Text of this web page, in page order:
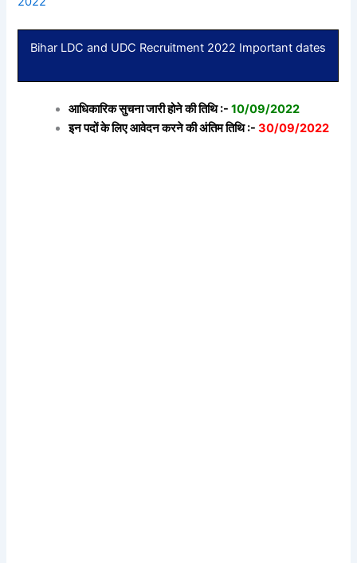
Bihar LDC and UDC Recruitment 2022 Important dates
आधिकारिक सुचना जारी होने की तिथि :- 10/09/2022
इन पदों के लिए आवेदन करने की अंतिम तिथि :-30/09/2022